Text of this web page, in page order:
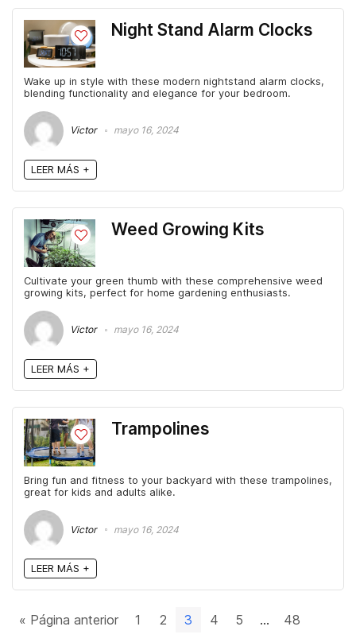
Night Stand Alarm Clocks
Wake up in style with these modern nightstand alarm clocks,
blending functionality and elegance for your bedroom.
Victor mayo 16, 2024
LEER MÁS +
Weed Growing Kits
Cultivate your green thumb with these comprehensive weed
growing kits, perfect for home gardening enthusiasts.
Victor mayo 16, 2024
LEER MÁS +
Trampolines
Bring fun and fitness to your backyard with these trampolines,
great for kids and adults alike.
Victor mayo 16, 2024
LEER MÁS +
« Página anterior 1 2 3 4 5 … 48